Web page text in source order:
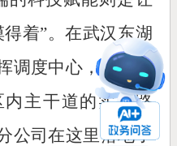
着”。在武汉东湖
调度中心，大屏上
主干道的实时路
公司在这里落地了